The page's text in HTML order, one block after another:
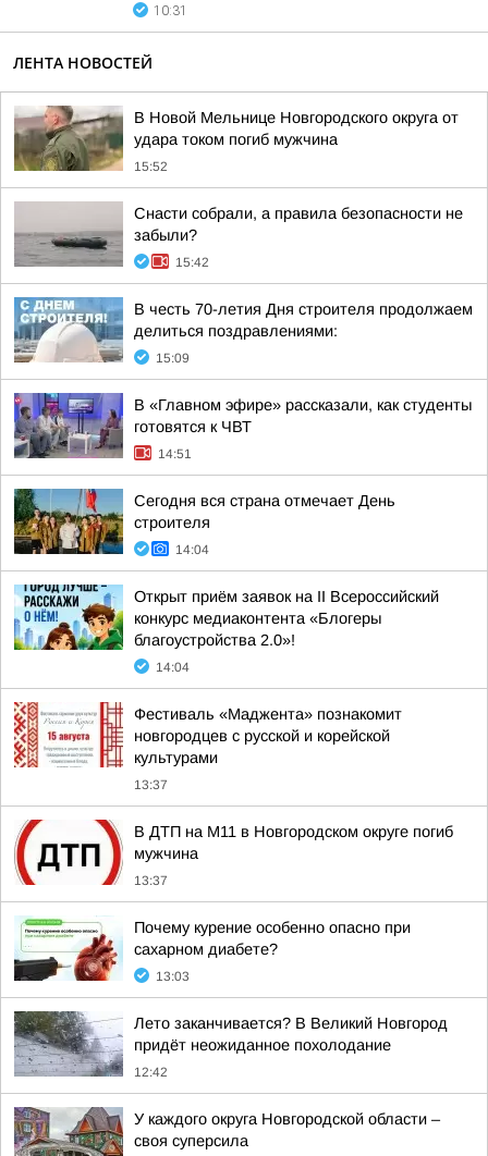
10:31
ЛЕНТА НОВОСТЕЙ
В Новой Мельнице Новгородского округа от
удара током погиб мужчина
15:52
Снасти собрали, а правила безопасности не
забыли?
15:42
В честь 70-летия Дня строителя продолжаем
делиться поздравлениями:
15:09
В «Главном эфире» рассказали, как студенты
готовятся к ЧВТ
14:51
Сегодня вся страна отмечает День
строителя
14:04
Открыт приём заявок на II Всероссийский
конкурс медиаконтента «Блогеры
благоустройства 2.0»!
14:04
Фестиваль «Маджента» познакомит
новгородцев с русской и корейской
культурами
13:37
В ДТП на М11 в Новгородском округе погиб
мужчина
13:37
Почему курение особенно опасно при
сахарном диабете?
13:03
Лето заканчивается? В Великий Новгород
придёт неожиданное похолодание
12:42
У каждого округа Новгородской области –
своя суперсила